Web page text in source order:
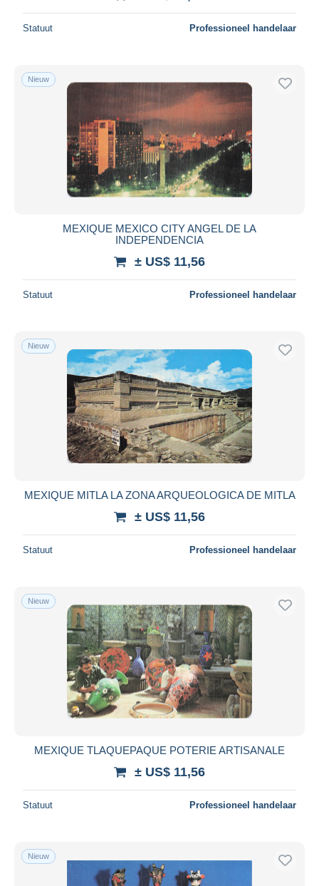
Statuut Professioneel handelaar
Nieuw
MEXIQUE MEXICO CITY ANGEL DE LA
INDEPENDENCIA
± US$ 11,56
Statuut Professioneel handelaar
Nieuw
MEXIQUE MITLA LA ZONA ARQUEOLOGICA DE MITLA
± US$ 11,56
Statuut Professioneel handelaar
Nieuw
MEXIQUE TLAQUEPAQUE POTERIE ARTISANALE
± US$ 11,56
Statuut Professioneel handelaar
Nieuw